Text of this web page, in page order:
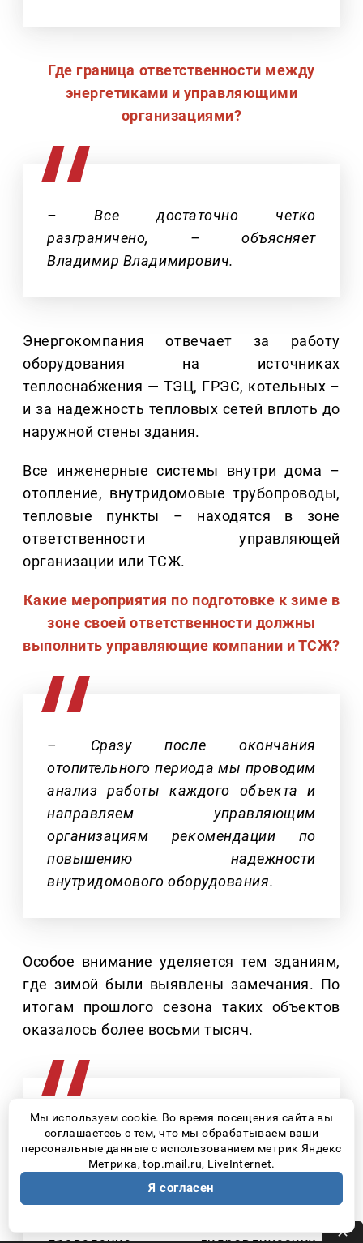
Где граница ответственности между
энергетиками и управляющими
организациями?
– Все достаточно четко
разграничено, – объясняет
Владимир Владимирович.
Энергокомпания отвечает за работу
оборудования на источниках
теплоснабжения — ТЭЦ, ГРЭС, котельных –
и за надежность тепловых сетей вплоть до
наружной стены здания.
Все инженерные системы внутри дома –
отопление, внутридомовые трубопроводы,
тепловые пункты – находятся в зоне
ответственности управляющей
организации или ТСЖ.
Какие мероприятия по подготовке к зиме в
зоне своей ответственности должны
выполнить управляющие компании и ТСЖ?
– Сразу после окончания
отопительного периода мы проводим
анализ работы каждого объекта и
направляем управляющим
организациям рекомендации по
повышению надежности
внутридомового оборудования.
Особое внимание уделяется тем зданиям,
где зимой были выявлены замечания. По
итогам прошлого сезона таких объектов
оказалось более восьми тысяч.
– Для управляющих компаний и ТСЖ
подготовлен перечень необходимых
технических мероприятий. В него
входят промывка систем отопления,
Мы используем cookie. Во время посещения сайта вы
соглашаетесь с тем, что мы обрабатываем ваши
персональные данные с использованием метрик Яндекс
Метрика, top.mail.ru, LiveInternet.
Я согласен